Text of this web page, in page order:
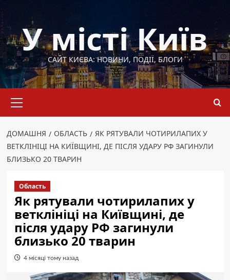
до
вмістуУ місті Київ
САЙТ КИЄВА: НОВИНИ, ПОДІЇ, БЛОГИ
меню
ДОМАШНЯ ОБЛАСТЬ
ЯК РЯТУВАЛИ ЧОТИРИЛАПИХ У
ВЕТКЛІНІЦІ НА КИЇВЩИНІ, ДЕ ПІСЛЯ УДАРУ РФ ЗАГИНУЛИ
БЛИЗЬКО 20 ТВАРИН
Область
Як рятували чотирилапих у
ветклініці на Київщині, де
після удару РФ загинули
близько 20 тварин
4 місяці тому назад